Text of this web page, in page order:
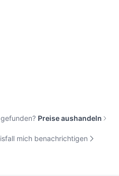
Preise aushandeln
mich benachrichtigen